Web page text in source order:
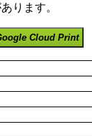
ります。
Cloud Print